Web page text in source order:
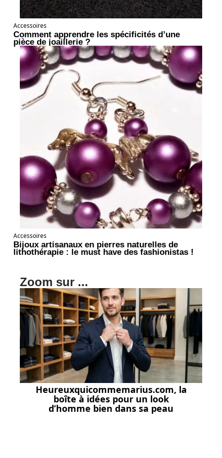
Accessoires
Comment apprendre les spécificités d’une
pièce de joaillerie ?
Accessoires
Bijoux artisanaux en pierres naturelles de
lithothérapie : le must have des fashionistas !
Zoom sur ...
Heureuxquicommemarius.com, la
boîte à idées pour un look
d’homme bien dans sa peau